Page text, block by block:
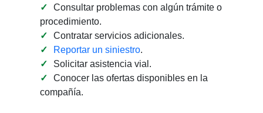
Consultar problemas con algún trámite o
procedimiento.
Contratar servicios adicionales.
Reportar un siniestro.
Solicitar asistencia vial.
Conocer las ofertas disponibles en la
compañía.